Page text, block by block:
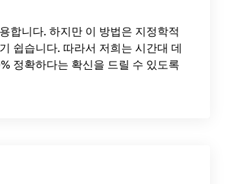
합니다. 하지만 이 방법은 지정학적
쉽습니다. 따라서 저희는 시간대 데
정확하다는 확신을 드릴 수 있도록